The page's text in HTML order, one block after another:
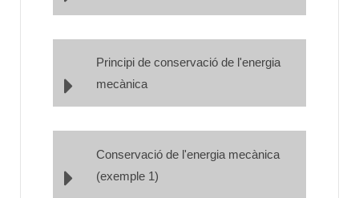
Principi de conservació de l'energia
mecànica
Conservació de l'energia mecànica
(exemple 1)